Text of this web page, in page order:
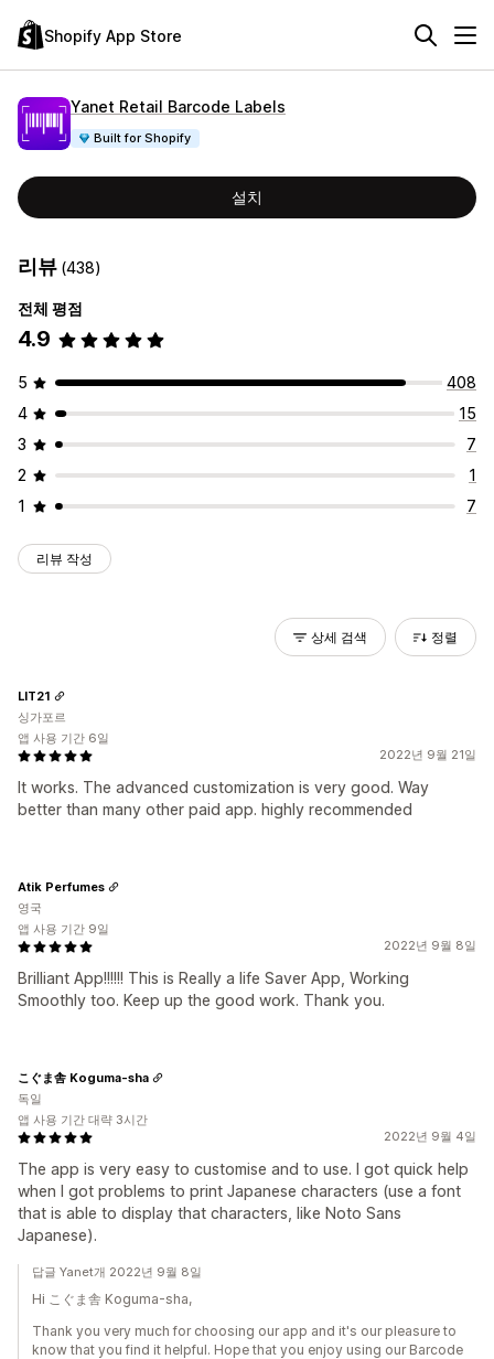
Shopify App Store
Yanet Retail Barcode Labels
Built for Shopify
설치
리뷰 (438)
전체 평점
4.9
5
408
4
15
3
7
2
1
1
7
리뷰 작성
상세 검색 정렬
2022년 9월 21일
It works. The advanced customization is very good. Way
better than many other paid app. highly recommended
LIT21
싱가포르
앱 사용 기간 6일
2022년 9월 8일
Brilliant App!!!!!! This is Really a life Saver App, Working
Smoothly too. Keep up the good work. Thank you.
Atik Perfumes
영국
앱 사용 기간 9일
2022년 9월 4일
The app is very easy to customise and to use. I got quick help
when I got problems to print Japanese characters (use a font
that is able to display that characters, like Noto Sans
Japanese).
こぐま舎 Koguma-sha
독일
앱 사용 기간 대략 3시간
답글 Yanet개 2022년 9월 8일
Hi こぐま舎 Koguma-sha,
Thank you very much for choosing our app and it's our pleasure to
know that you find it helpful. Hope that you enjoy using our Barcode